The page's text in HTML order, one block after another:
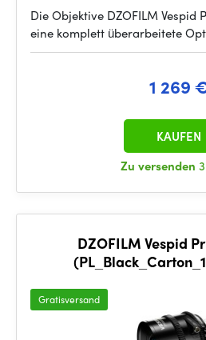
Die Objektive DZOFILM Vespid
eine komplett überarbeitete
1 269
Zu versenden
KAUFEN
DZOFILM Vespid
Gratisversand